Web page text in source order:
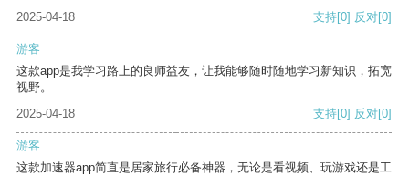
2025-04-18 支持[0] 反对[0]
游客
这款app是我学习路上的良师益友，让我能够随时随地学习新知识，拓宽
视野。
2025-04-18
支持[0] 反对[0]
游客
这款加速器app简直是居家旅行必备神器，无论是看视频、玩游戏还是工